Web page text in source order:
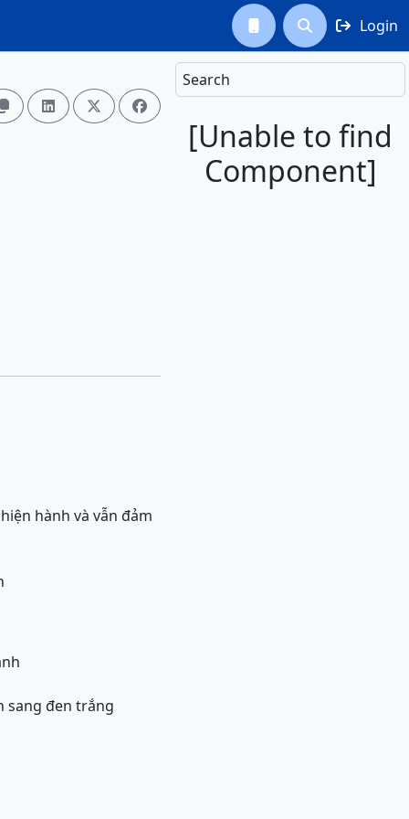
  Login
Search
[Unable to find
Component]
  
hành và vẫn đảm
sang đen trắng